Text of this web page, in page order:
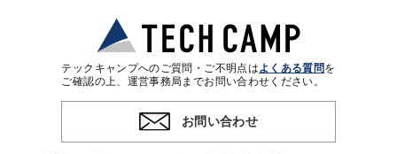
・個人(法人の場合は担当者)を識別できない形式に加工した統
計情報の作成および利用
※上記の利用目的に基づいた本人への連絡及び配信について
4. 個人情報の第三者提供
テックキャンプへのご質問・ご不明点はよくある質問を
ご確認の上、運営事務局までお問い合わせください。
お問い合わせ